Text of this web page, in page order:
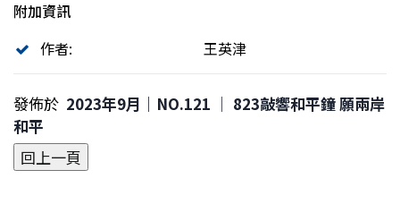
附加資訊
作者:
王英津
發佈於 2023年9月｜NO.121 │ 823敲響和平鐘 願兩岸
和平